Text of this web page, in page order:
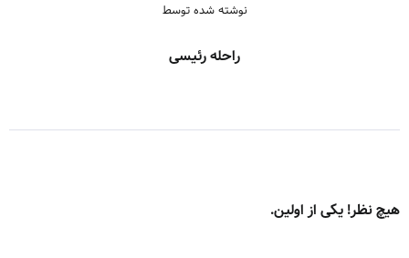
نوشته شده توسط
راحله رئیسی
هیچ نظر! یکی از اولین.